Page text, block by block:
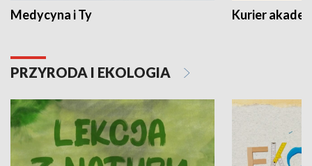
Medycyna i Ty Kurier
PRZYRODA I EKOLOGIA